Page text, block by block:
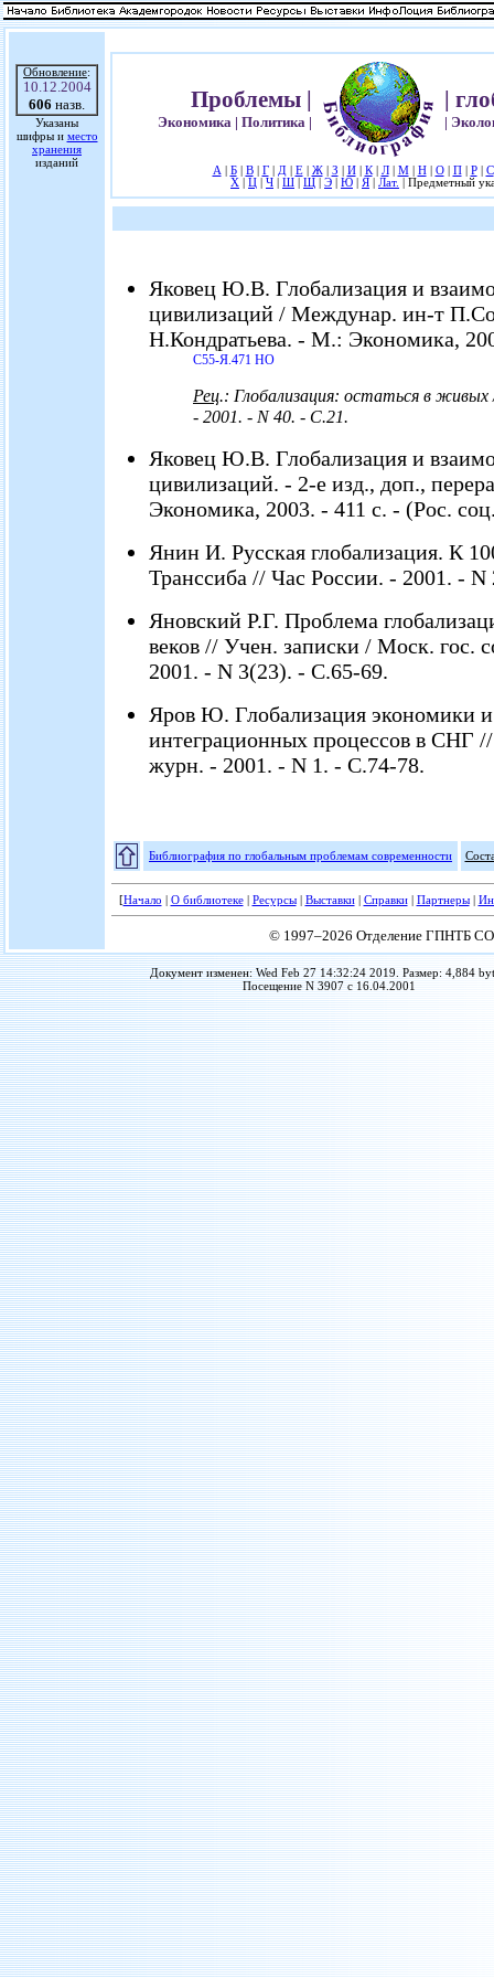
Обновление:
10.12.2004
606 назв.
Указаны
шифры и место
хранения
изданий
Проблемы |
Экономика | Политика |
|
|
А Б| В| Г| Д Е| Ж| З И| К| Л| М| Н| О| П| Р| С
Х
Ц Ч Ш Щ Э Ю Я Лат. | Предметный
Яковец Ю.В. Глобализация и
цивилизаций / Междунар. ин-т
Н.Кондратьева. - М.: Экономика,
С55-Я.471 НО
Рец.: Глобализация: остаться в
- 2001. - N 40. - С.21.
Яковец Ю.В. Глобализация и
цивилизаций. - 2-е изд., доп.,
Экономика, 2003. - 411 с. - (Рос.
Янин И. Русская глобализация. К
Транссиба // Час России. - 2001. -
Яновский Р.Г. Проблема
веков // Учен. записки / Моск. гос.
2001. - N 3(23). - С.65-69.
Яров Ю. Глобализация экономики и
интеграционных процессов в СНГ
журн. - 2001. - N 1. - С.74-78.
Библиография по глобальным проблемам современности
[Начало | О библиотеке| Ресурсы| Выставки| Справки| Партнеры|
© 1997–2026 Отделение ГПНТБ
Документ изменен: Wed Feb 27 14:32:24 2019. Размер: 4,884
Посещение N 3907 с 16.04.2001